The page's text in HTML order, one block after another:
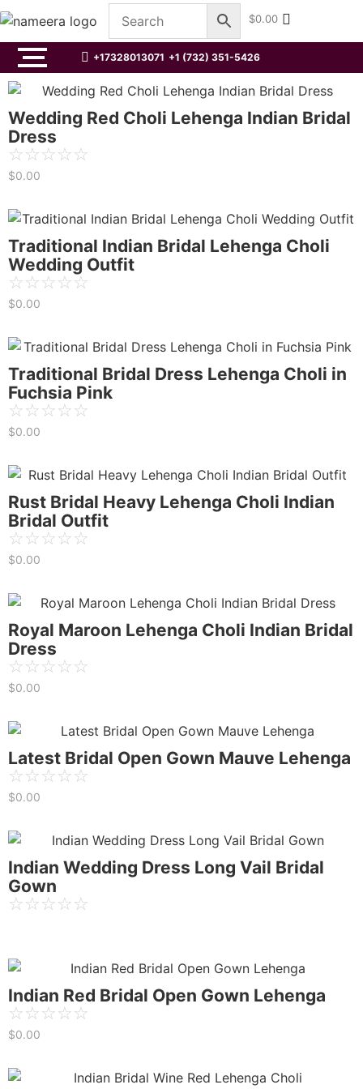
$0.00
+17328013071 +1 (732) 351-5426
Wedding Red Choli Lehenga Indian Bridal
Dress
☆☆☆☆☆
$0.00
Traditional Indian Bridal Lehenga Choli
Wedding Outfit
☆☆☆☆☆
$0.00
Traditional Bridal Dress Lehenga Choli in
Fuchsia Pink
☆☆☆☆☆
$0.00
Rust Bridal Heavy Lehenga Choli Indian
Bridal Outfit
☆☆☆☆☆
$0.00
Royal Maroon Lehenga Choli Indian Bridal
Dress
☆☆☆☆☆
$0.00
Latest Bridal Open Gown Mauve Lehenga
☆☆☆☆☆
$0.00
Indian Wedding Dress Long Vail Bridal
Gown
☆☆☆☆☆
Indian Red Bridal Open Gown Lehenga
☆☆☆☆☆
$0.00